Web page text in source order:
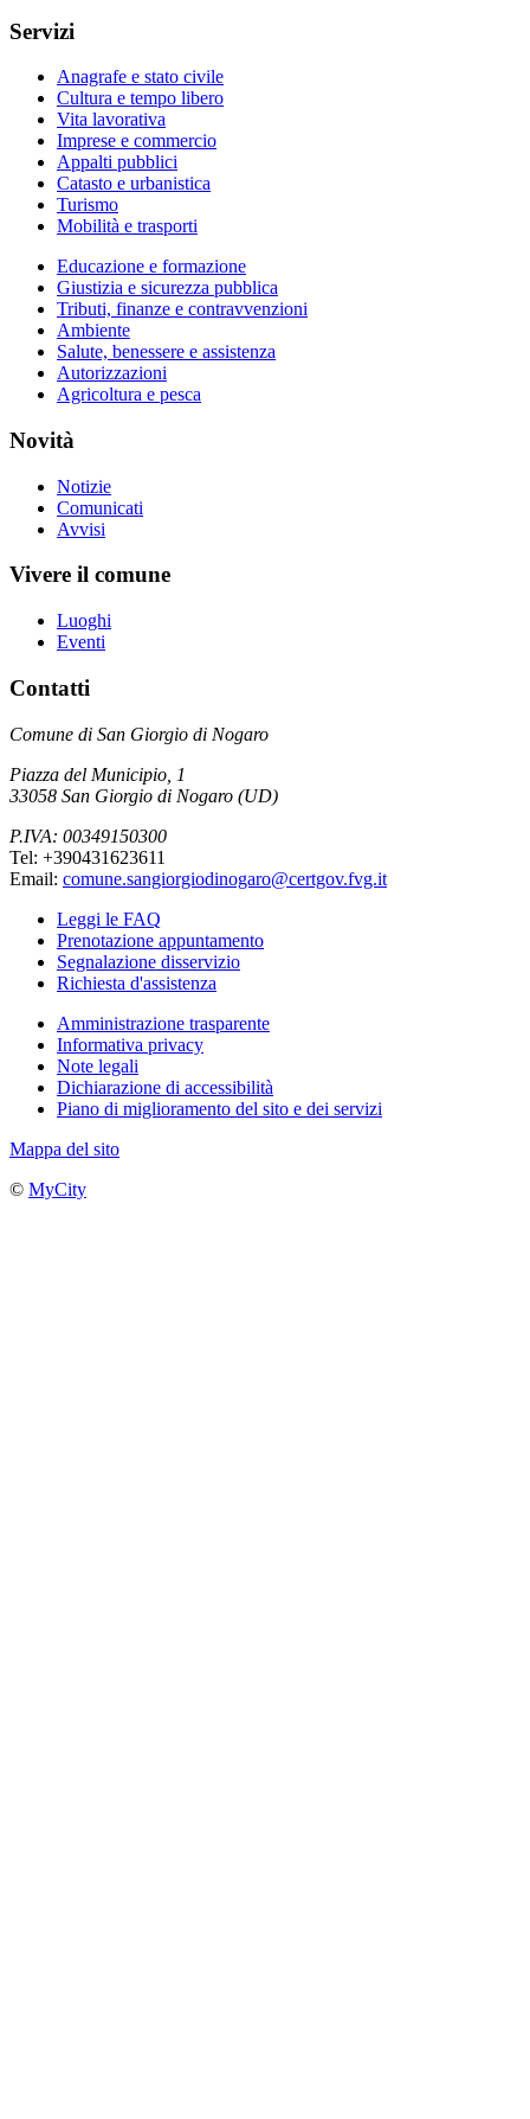
Servizi
Anagrafe e stato civile
Cultura e tempo libero
Vita lavorativa
Imprese e commercio
Appalti pubblici
Catasto e urbanistica
Turismo
Mobilità e trasporti
Educazione e formazione
Giustizia e sicurezza pubblica
Tributi, finanze e contravvenzioni
Ambiente
Salute, benessere e assistenza
Autorizzazioni
Agricoltura e pesca
Novità
Notizie
Comunicati
Avvisi
Vivere il comune
Luoghi
Eventi
Contatti
Comune di San Giorgio di Nogaro
Piazza del Municipio, 1
33058 San Giorgio di Nogaro (UD)
P.IVA: 00349150300
Tel: +390431623611
Email: comune.sangiorgiodinogaro@certgov.fvg.it
Leggi le FAQ
Prenotazione appuntamento
Segnalazione disservizio
Richiesta d'assistenza
Amministrazione trasparente
Informativa privacy
Note legali
Dichiarazione di accessibilità
Piano di miglioramento del sito e dei servizi
Mappa del sito
© MyCity